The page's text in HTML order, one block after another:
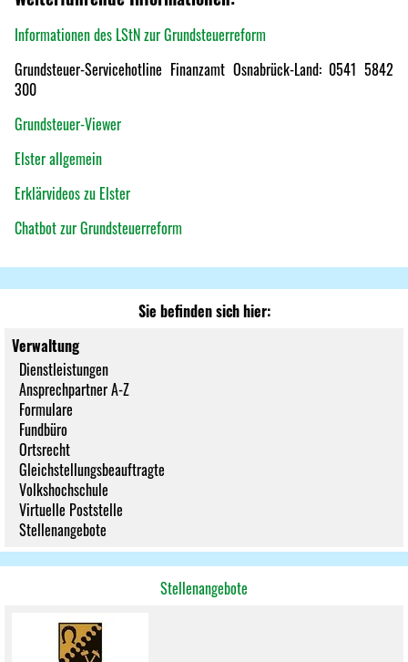
Informationen des LStN zur Grundsteuerreform
Grundsteuer-Servicehotline Finanzamt Osnabrück-Land: 0541 5842
300
Grundsteuer-Viewer
Elster allgemein
Erklärvideos zu Elster
Chatbot zur Grundsteuerreform
Sie befinden sich hier:
Verwaltung
Dienstleistungen
Ansprechpartner A-Z
Formulare
Fundbüro
Ortsrecht
Gleichstellungsbeauftragte
Volkshochschule
Virtuelle Poststelle
Stellenangebote
Stellenangebote